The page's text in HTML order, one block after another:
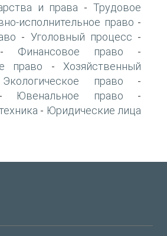
и права -Трудовое
исполнительное право -
- Уголовный процесс -
Финансовое право -
право - Хозяйственный
Экологическое право -
Ювенальное право -
- Юридические лица